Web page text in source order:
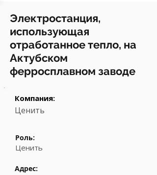
Электростанция,
использующая
отработанное тепло, на
Актубском
ферросплавном заводе
Компания:
Ценить
Роль:
Ценить
Адрес: